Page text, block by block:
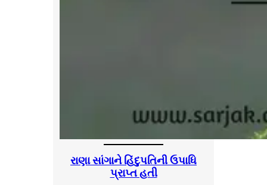
રાણા સાંગાને હિંદુપતિની ઉપાધિ
પ્રાપ્ત હતી